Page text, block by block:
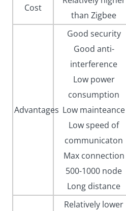
Cost
than Zigbee
Advantages
Good security
Good anti-
interference
Low power
consumption
Low mainteance
Low speed of
communicaton
Max connection
500-1000 node
Long distance
Relatively lower